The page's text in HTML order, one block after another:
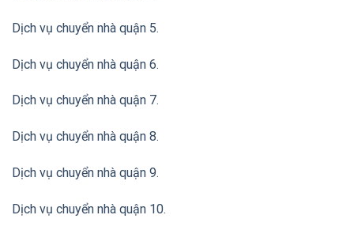
Dịch vụ chuyển nhà quận 5.
Dịch vụ chuyển nhà quận 6.
Dịch vụ chuyển nhà quận 7.
Dịch vụ chuyển nhà quận 8.
Dịch vụ chuyển nhà quận 9.
Dịch vụ chuyển nhà quận 10.